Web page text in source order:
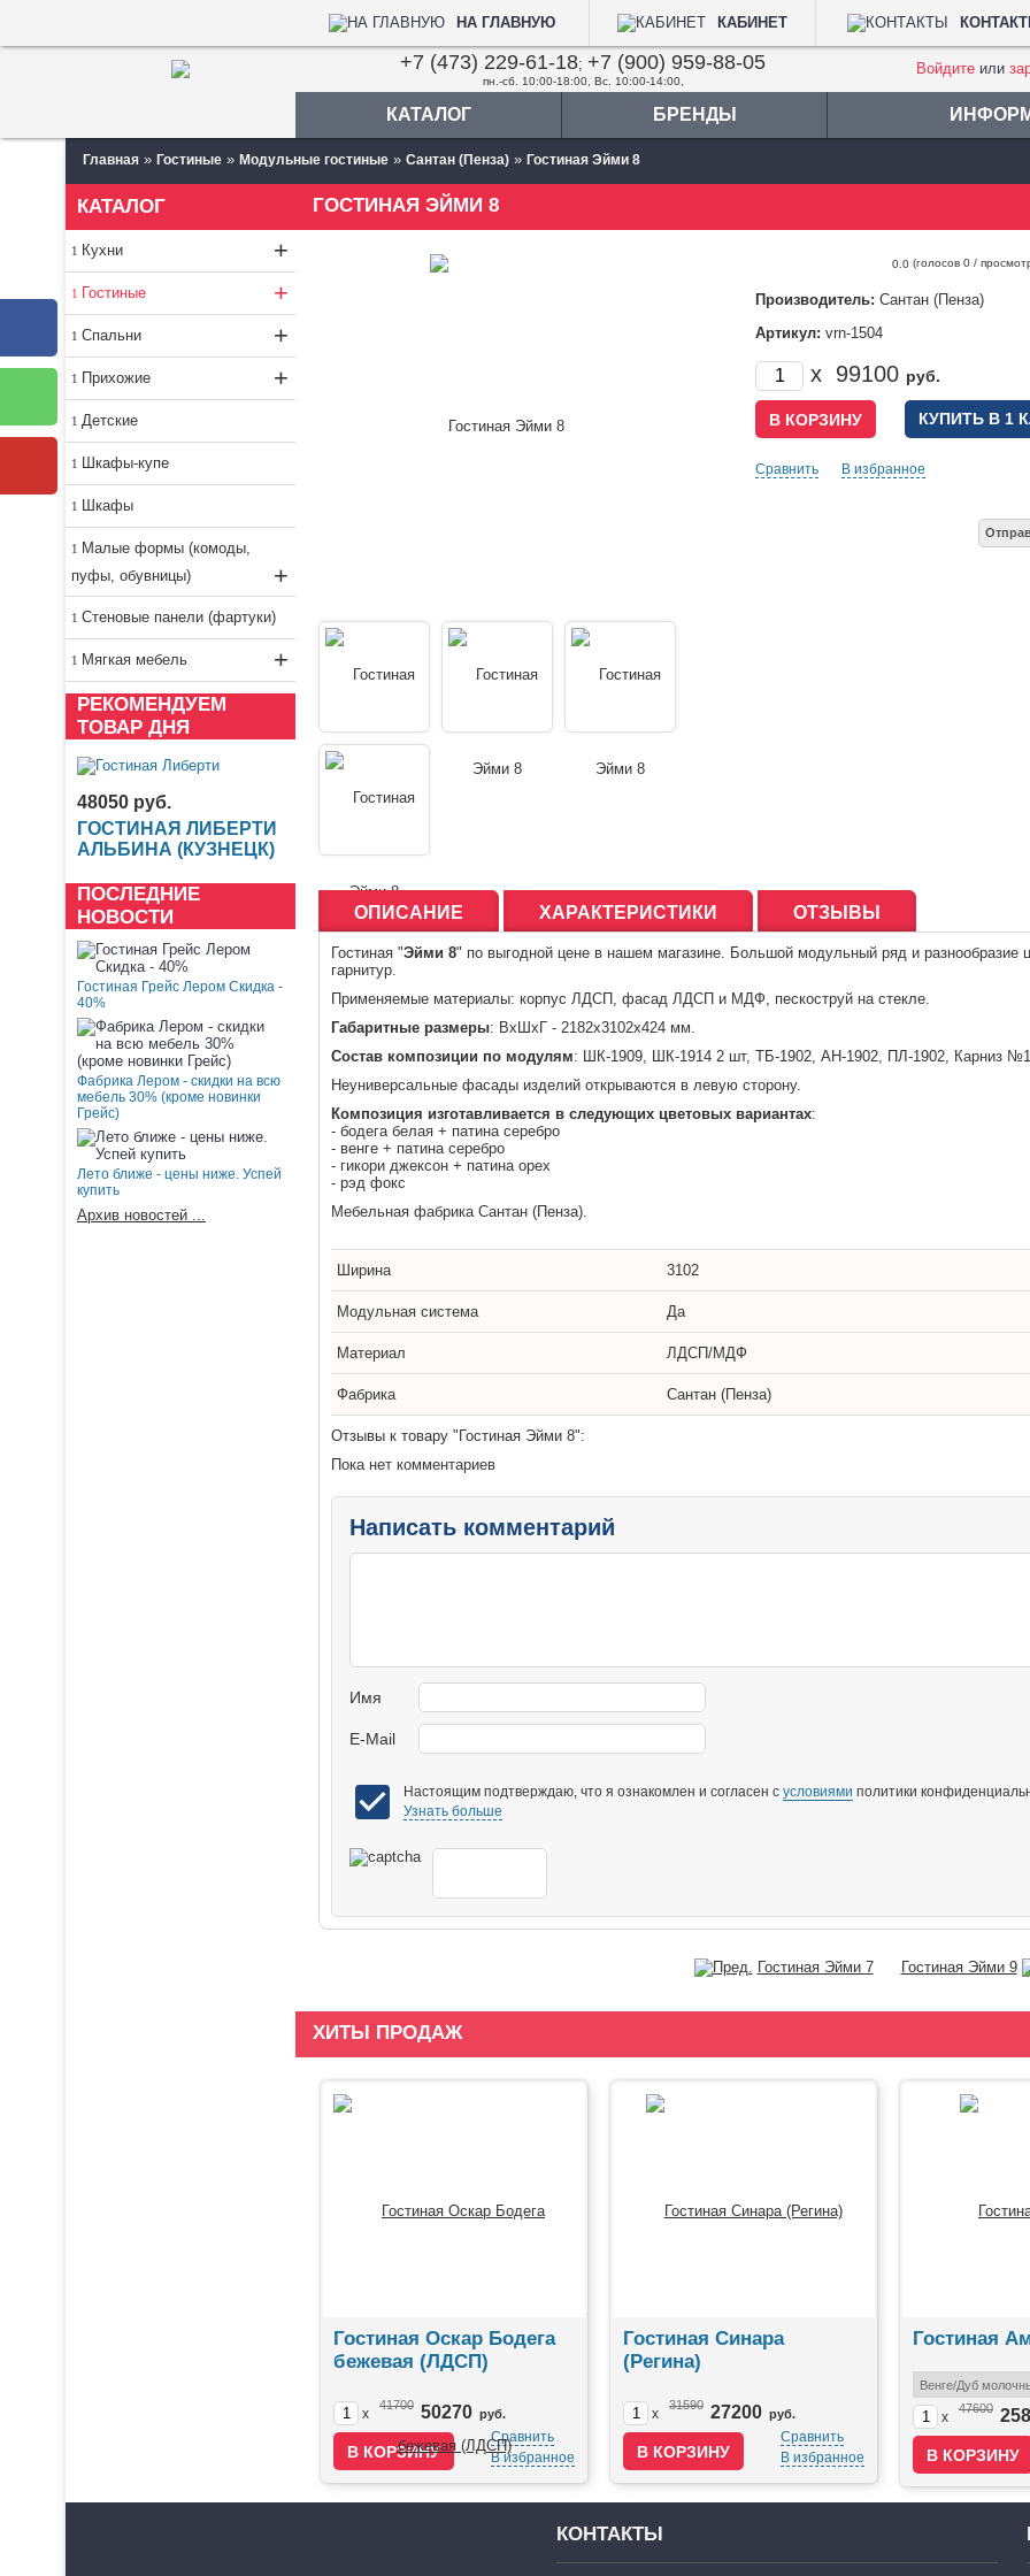
НА ГЛАВНУЮ КАБИНЕТ
+7 (473) 229-61-18; +7 (900) 959-88-05
пн.-сб. 10:00-18:00, Вс. 10:00-14:00,
Войдите или
КАТАЛОГ БРЕНДЫ
Главная » Гостиные » Модульные гостиные » Сантан (Пенза) » Гостиная Эйми 8
КАТАЛОГ
Кухни +
Гостиные +
Спальни +
Прихожие +
Детские
Шкафы-купе
Шкафы
Малые формы (комоды,
пуфы, обувницы)
+
Стеновые панели (фартуки)
Мягкая мебель +
РЕКОМЕНДУЕМ
ТОВАР ДНЯ
48050 руб.
ГОСТИНАЯ ЛИБЕРТИ
АЛЬБИНА (КУЗНЕЦК)
ПОСЛЕДНИЕ
НОВОСТИ
Гостиная Грейс Лером Скидка -
40%
Фабрика Лером - скидки на всю
мебель 30% (кроме новинки
Грейс)
Лето ближе - цены ниже. Успей
купить
Архив новостей ...
ГОСТИНАЯ ЭЙМИ 8
0.0 (голосов 0 /
Производитель: Сантан (Пенза)
Артикул: vrn-1504
x 99100 руб.
КУПИТЬ В 1
Сравнить В избранное
ОПИСАНИЕ ХАРАКТЕРИСТИКИ ОТЗЫВЫ
Гостиная "Эйми 8" по выгодной цене в нашем магазине. Большой модульный ряд и разнообразие
гарнитур.
Применяемые материалы: корпус ЛДСП, фасад ЛДСП и МДФ, пескоструй на стекле.
Габаритные размеры: ВхШхГ - 2182х3102х424 мм.
Состав композиции по модулям: ШК-1909, ШК-1914 2 шт, ТБ-1902, АН-1902, ПЛ-1902, Карниз
Неуниверсальные фасады изделий открываются в левую сторону.
Композиция изготавливается в следующих цветовых вариантах:
- бодега белая + патина серебро
- венге + патина серебро
- гикори джексон + патина орех
- рэд фокс
Мебельная фабрика Сантан (Пенза).
Ширина 3102
Модульная система Да
Материал ЛДСП/МДФ
Фабрика Сантан (Пенза)
Отзывы к товару "Гостиная Эйми 8":
Пока нет комментариев
Написать комментарий
Имя
E-Mail
Настоящим подтверждаю, что я ознакомлен и согласен с условиями политики
Узнать больше
Гостиная Эйми 7 Гостиная Эйми 9
ХИТЫ ПРОДАЖ
Гостиная Оскар Бодега
бежевая (ЛДСП)
x
41700 50270 руб.
Сравнить
В избранное
Гостиная Синара
(Регина)
x
31590 27200 руб.
Сравнить
В избранное
Гостиная
x
47600
КОНТАКТЫ